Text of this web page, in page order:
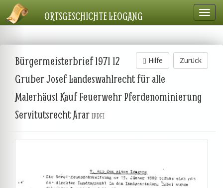
ORTSGESCHICHTE LEOGANG
Zurück
Hilfe
Bürgermeisterbrief 1971 12
Gruber Josef Landeswahlrecht für alle
Malerhäusl Kauf Feuerwehr Pferdenominierung
Servitutsrecht Arar [PDF]